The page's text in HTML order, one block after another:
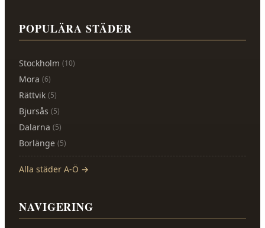
POPULÄRA STÄDER
Stockholm (10)
Mora (6)
Rättvik (5)
Bjursås (5)
Dalarna (5)
Borlänge (5)
Alla städer A-Ö →
NAVIGERING